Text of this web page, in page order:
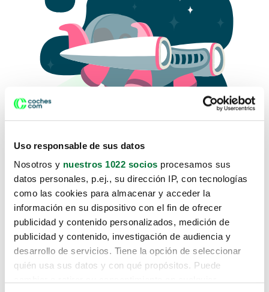
Uso responsable de sus datos
Nosotros y nuestros 1022 socios procesamos sus
datos personales, p.ej., su dirección IP, con tecnologías
como las cookies para almacenar y acceder la
información en su dispositivo con el fin de ofrecer
publicidad y contenido personalizados, medición de
publicidad y contenido, investigación de audiencia y
desarrollo de servicios. Tiene la opción de seleccionar
quién usa sus datos y con qué propósitos. Puede
Lo sentimos, no sabemos como
te hemos traido hasta aquí.
Pero puedes encontrar el coche que estás
buscando en alguno de estos enlaces: